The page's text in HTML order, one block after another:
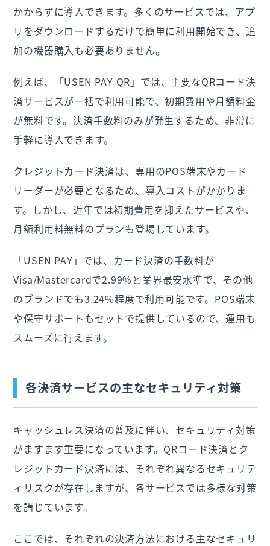
かからずに導入できます。多くのサービスでは、アプ
リをダウンロードするだけで簡単に利用開始でき、追
加の機器購入も必要ありません。
例えば、「USEN PAY QR」では、主要なQRコード決
済サービスが一括で利用可能で、初期費用や月額料金
が無料です。決済手数料のみが発生するため、非常に
手軽に導入できます。​
クレジットカード決済は、専用のPOS端末やカード
リーダーが必要となるため、導入コストがかかりま
す。しかし、近年では初期費用を抑えたサービスや、
月額利用料無料のプランも登場しています。
「USEN PAY」では、カード決済の手数料が
Visa/Mastercardで2.99%と業界最安水準で、その他
のブランドでも3.24%程度で利用可能です。POS端末
や保守サポートもセットで提供しているので、運用も
スムーズに行えます。
各決済サービスの主なセキュリティ対策
キャッシュレス決済の普及に伴い、セキュリティ対策
がますます重要になっています。QRコード決済とク
レジットカード決済には、それぞれ異なるセキュリテ
ィリスクが存在しますが、各サービスでは多様な対策
を講じています。
ここでは、それぞれの決済方法における主なセキュリ